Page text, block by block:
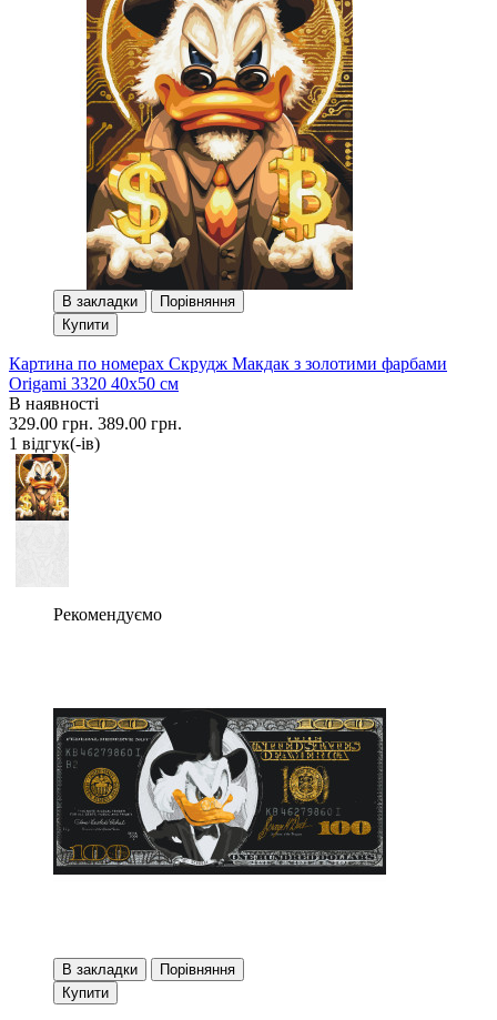
В закладки
Порівняння
Купити
Картина по номерах Скрудж Макдак з золотими фарбами
Origami 3320 40x50 см
В наявності
329.00 грн. 389.00 грн.
1 вiдгук(-iв)
Рекомендуємо
В закладки
Порівняння
Купити